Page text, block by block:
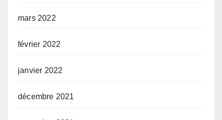
mars 2022
février 2022
janvier 2022
décembre 2021